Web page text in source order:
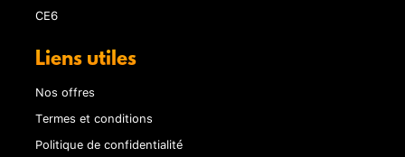
CE6
Liens utiles
Nos offres
Termes et conditions
Politique de confidentialité